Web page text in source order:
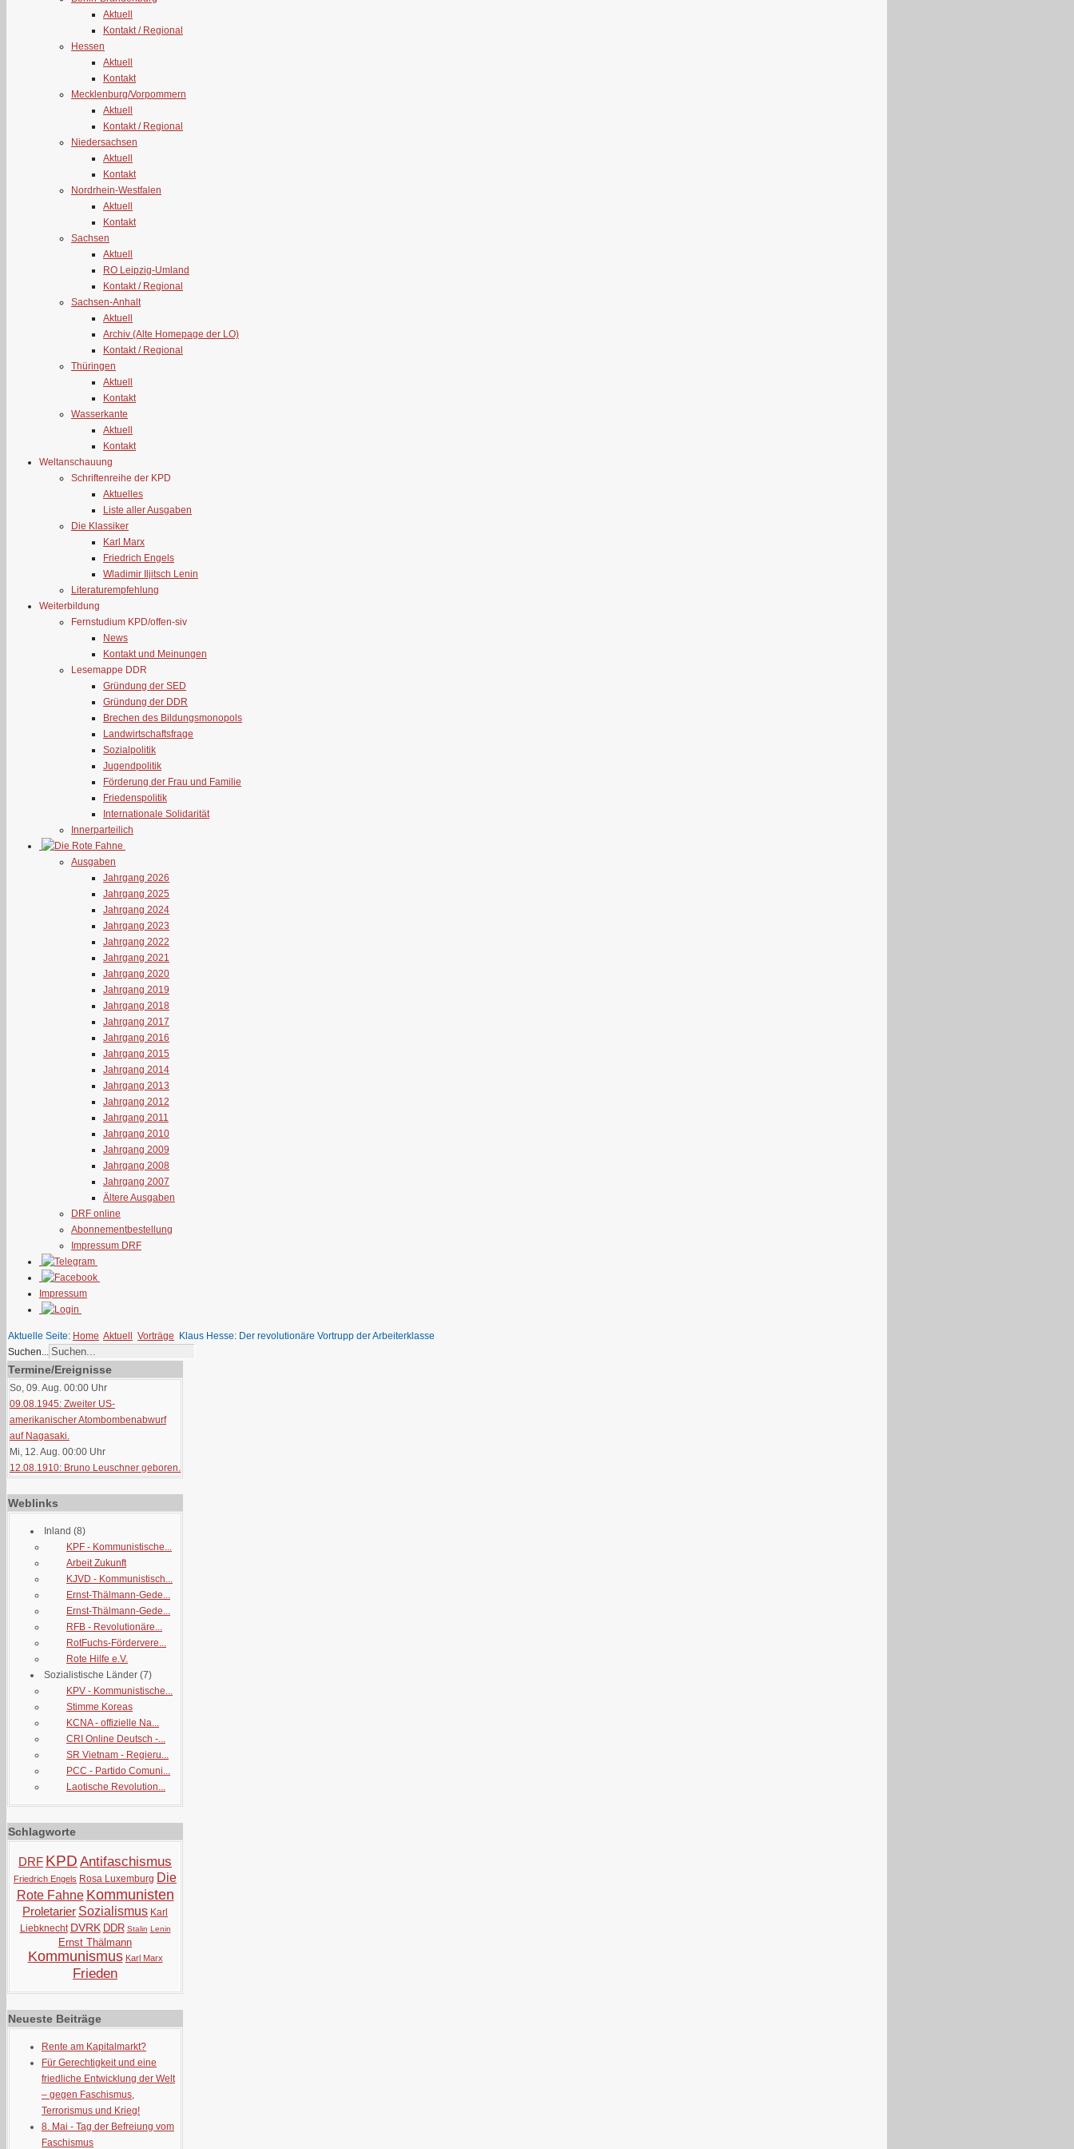
Aktuell
Kontakt / Regional
Hessen
Aktuell
Kontakt
Mecklenburg/Vorpommern
Aktuell
Kontakt / Regional
Niedersachsen
Aktuell
Kontakt
Nordrhein-Westfalen
Aktuell
Kontakt
Sachsen
Aktuell
RO Leipzig-Umland
Kontakt / Regional
Sachsen-Anhalt
Aktuell
Archiv (Alte Homepage der LO)
Kontakt / Regional
Thüringen
Aktuell
Kontakt
Wasserkante
Aktuell
Kontakt
Weltanschauung
Schriftenreihe der KPD
Aktuelles
Liste aller Ausgaben
Die Klassiker
Karl Marx
Friedrich Engels
Wladimir Iljitsch Lenin
Literaturempfehlung
Weiterbildung
Fernstudium KPD/offen-siv
News
Kontakt und Meinungen
Lesemappe DDR
Gründung der SED
Gründung der DDR
Brechen des Bildungsmonopols
Landwirtschaftsfrage
Sozialpolitik
Jugendpolitik
Förderung der Frau und Familie
Friedenspolitik
Internationale Solidarität
Innerparteilich
Ausgaben
Jahrgang 2026
Jahrgang 2025
Jahrgang 2024
Jahrgang 2023
Jahrgang 2022
Jahrgang 2021
Jahrgang 2020
Jahrgang 2019
Jahrgang 2018
Jahrgang 2017
Jahrgang 2016
Jahrgang 2015
Jahrgang 2014
Jahrgang 2013
Jahrgang 2012
Jahrgang 2011
Jahrgang 2010
Jahrgang 2009
Jahrgang 2008
Jahrgang 2007
Ältere Ausgaben
DRF online
Abonnementbestellung
Impressum DRF
Impressum
Aktuelle Seite: Home Aktuell Vorträge
Klaus Hesse: Der revolutionäre Vortrupp der Arbeiterklasse
Suchen...
Termine/Ereignisse
So, 09. Aug. 00:00 Uhr
09.08.1945: Zweiter US-
amerikanischer Atombombenabwurf
auf Nagasaki.
Mi, 12. Aug. 00:00 Uhr
12.08.1910: Bruno Leuschner geboren.
Weblinks
Inland (8)
KPF - Kommunistische...
Arbeit Zukunft
KJVD - Kommunistisch...
Ernst-Thälmann-Gede...
Ernst-Thälmann-Gede...
RFB - Revolutionäre...
RotFuchs-Fördervere...
Rote Hilfe e.V.
Sozialistische Länder (7)
KPV - Kommunistische...
Stimme Koreas
KCNA - offizielle Na...
CRI Online Deutsch -...
SR Vietnam - Regieru...
PCC - Partido Comuni...
Laotische Revolution...
Schlagworte
DRF KPD Antifaschismus
Friedrich Engels Rosa Luxemburg Die
Rote Fahne Kommunisten
Proletarier Sozialismus Karl
Liebknecht DVRK DDR Stalin Lenin
Ernst Thälmann
Kommunismus Karl Marx
Frieden
Neueste Beiträge
Rente am Kapitalmarkt?
Für Gerechtigkeit und eine
friedliche Entwicklung der Welt
– gegen Faschismus,
Terrorismus und Krieg!
8. Mai - Tag der Befreiung vom
Faschismus